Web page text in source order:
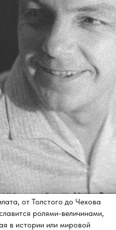
от Толстого до Чехова
ролями-величинами,
в истории или мировой